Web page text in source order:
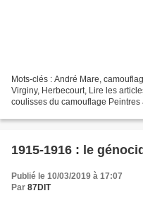
Mots-clés : André Mare,
Virginy, Herbecourt, Lire les
coulisses du camouflage
1915-1916 : le
Publié le 10/03/2019 à 17:07
Par 87DIT